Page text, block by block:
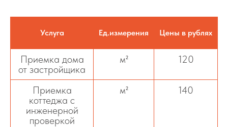
Услуга Ед.измерения Цены в рублях
Приемка дома
от застройщика
м² 120
Приемка
коттеджа с
инженерной
проверкой
м² 140